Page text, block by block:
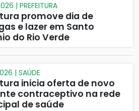
| PREFEITURA
promove dia de
e lazer em Santo
do Rio Verde
| SAÚDE
inicia oferta de novo
contraceptivo na rede
de saúde